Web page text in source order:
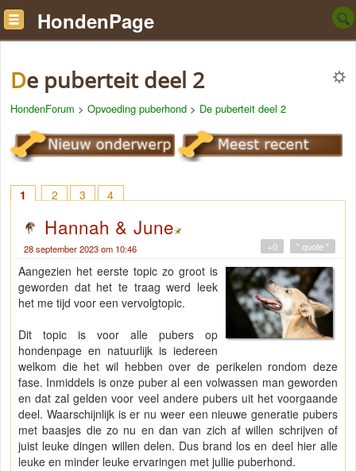
HondenPage
De puberteit deel 2
HondenForum > Opvoeding puberhond > De puberteit deel 2
1 2 3 4
Hannah & June
28 september 2023 om 10:46 " quote "
+0
Aangezien het eerste topic zo groot is
geworden dat het te traag werd leek
het me tijd voor een vervolgtopic.
Dit topic is voor alle pubers op
hondenpage en natuurlijk is iedereen
welkom die het wil hebben over de perikelen rondom deze
fase. Inmiddels is onze puber al een volwassen man geworden
en dat zal gelden voor veel andere pubers uit het voorgaande
deel. Waarschijnlijk is er nu weer een nieuwe generatie pubers
met baasjes die zo nu en dan van zich af willen schrijven of
juist leuke dingen willen delen. Dus brand los en deel hier alle
leuke en minder leuke ervaringen met jullie puberhond.